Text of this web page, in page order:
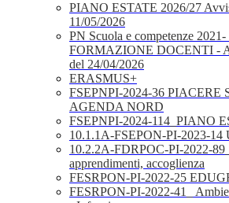
PIANO ESTATE 2026/27
11/05/2026
PN Scuola e competenze
FORMAZIONE DOCENTI -
del 24/04/2026
ERASMUS+
FSEPNPI-2024-36 PIACERE
AGENDA NORD
FSEPNPI-2024-114_PIANO
10.1.1A-FSEPON-PI-2023-14
10.2.2A-FDRPOC-PI-2022-
apprendimenti, accoglienza
FESRPON-PI-2022-25
FESRPON-PI-2022-41_